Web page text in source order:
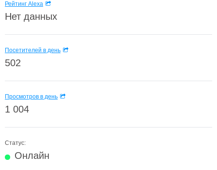
Рейтинг Alexa
Нет данных
Посетителей в день
502
Просмотров в день
1 004
Статус:
Онлайн